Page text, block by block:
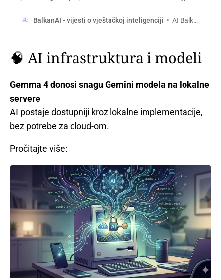
provokacija, a više kao test nove korporativne logike.
BalkanAI - vijesti o vještačkoj inteligenciji AI Balkan
🧠 AI infrastruktura i modeli
Gemma 4 donosi snagu Gemini modela na lokalne
servere
AI postaje dostupniji kroz lokalne implementacije,
bez potrebe za cloud-om.
Pročitajte više: